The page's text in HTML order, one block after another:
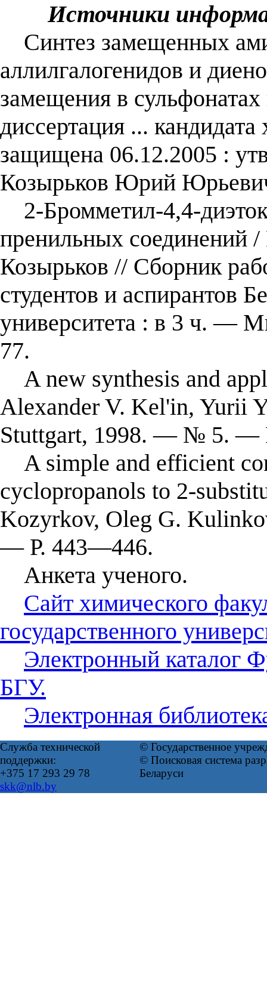
Источники
Синтез замещенных
аллилгалогенидов и
замещения в
диссертация ...
защищена 06.12.2005 :
Козырьков Юрий
2-Бромметил-4,4-
пренильных
Козырьков // Сборник
студентов и аспирантов
университета : в 3 ч.
77.
A new synthesis and
Alexander V. Kel'in, Yurii
Stuttgart, 1998. — № 5. —
A simple and efficient
cyclopropanols to 2-
Kozyrkov, Oleg G.
— Р. 443—446.
Анкета ученого.
Сайт химического
государственного
Электронный каталог
БГУ.
Электронная
Служба технической
поддержки:
+375 17 293 29 78
skk@nlb.by
© Государственное
© Поисковая система
Беларуси